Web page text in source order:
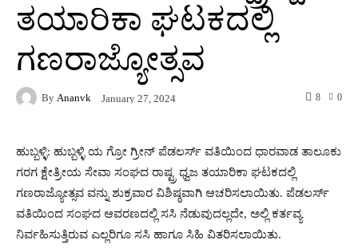
ತಯಾರಿಕಾ ಘಟಕದಲ್ಲಿ
ಗಣರಾಜ್ಯೋತ್ಸವ
By Ananvk January 27, 2024 0
8
ಹುಬ್ಬಳ್ಳಿ: ಹುಬ್ಬಳ್ಳಿ ಯ ಗ್ರೋ ಗ್ರೀನ್ ಪೆಡಲರ್ಸ್ ವತಿಯಿಂದ ಧಾರವಾಡ ತಾಲೂಕು
ಗರಗ ಕ್ಷೇತ್ರೀಯ ಸೇವಾ ಸಂಘದ ರಾಷ್ಟ್ರ ಧ್ವಜ ತಯಾರಿಕಾ ಘಟಕದಲ್ಲಿ
ಗಣರಾಜ್ಯೋತ್ಸವ ವನ್ನು ಶುಕ್ರವಾರ ವಿಶಿಷ್ಠವಾಗಿ ಆಚರಿಸಲಾಯಿತು. ಪೆಡಲರ್ಸ್
ವತಿಯಿಂದ ಸಂಘದ ಆವರಣದಲ್ಲಿ ಸಸಿ ನೆಡುವುದಲ್ಲದೇ, ಅಲ್ಲಿ ಕರ್ತವ್ಯ
ನಿರ್ವಹಿಸುತ್ತಿರುವ‌ ಎಲ್ಲರಿಗೂ ಸಸಿ ಹಾಗೂ ಸಿಹಿ ವಿತರಿಸಲಾಯಿತು.